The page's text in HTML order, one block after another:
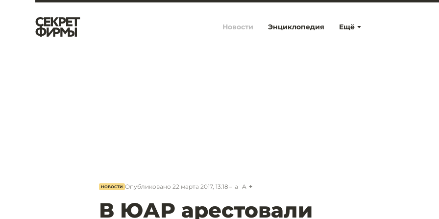
Ещё
Новости Энциклопедия
НОВОСТИ Опубликовано 22 марта 2017, 13:18 a A
В ЮАР арестовали